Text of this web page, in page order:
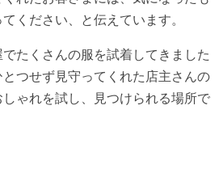
ください、と伝えています。
たくさんの服を試着してきました
つせず見守ってくれた店主さんの
ゃれを試し、見つけられる場所で